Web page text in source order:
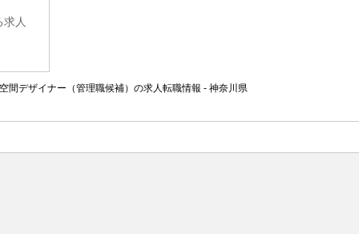
求人
間デザイナー（管理職候補）の求人転職情報 - 神奈川県